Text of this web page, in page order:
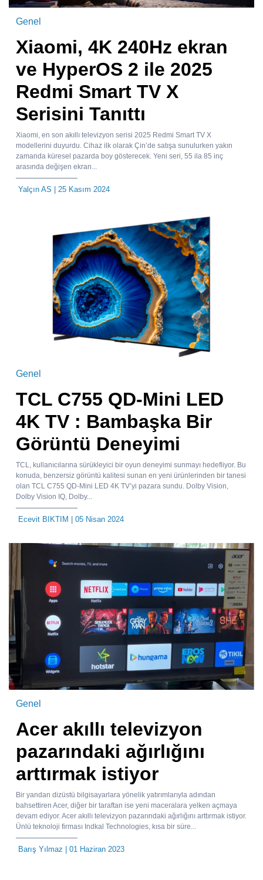
Genel
Xiaomi, 4K 240Hz ekran
ve HyperOS 2 ile 2025
Redmi Smart TV X
Serisini Tanıttı
Xiaomi, en son akıllı televizyon serisi 2025 Redmi Smart TV X
modellerini duyurdu. Cihaz ilk olarak Çin’de satışa sunulurken yakın
zamanda küresel pazarda boy gösterecek. Yeni seri, 55 ila 85 inç
arasında değişen ekran...
Yalçın AS | 25 Kasım 2024
Genel
TCL C755 QD-Mini LED
4K TV : Bambaşka Bir
Görüntü Deneyimi
TCL, kullanıcılarına sürükleyici bir oyun deneyimi sunmayı hedefliyor. Bu
konuda, benzersiz görüntü kalitesi sunan en yeni ürünlerinden bir tanesi
olan TCL C755 QD-Mini LED 4K TV’yi pazara sundu. Dolby Vision,
Dolby Vision IQ, Dolby...
Ecevit BIKTIM | 05 Nisan 2024
Genel
Acer akıllı televizyon
pazarındaki ağırlığını
arttırmak istiyor
Bir yandan dizüstü bilgisayarlara yönelik yatırımlarıyla adından
bahsettiren Acer, diğer bir taraftan ise yeni maceralara yelken açmaya
devam ediyor. Acer akıllı televizyon pazarındaki ağırlığını arttırmak istiyor.
Ünlü teknoloji firması Indkal Technologies, kısa bir süre...
Barış Yılmaz | 01 Haziran 2023